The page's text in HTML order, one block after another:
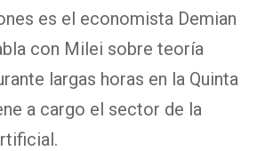
es el economista Demian
con Milei sobre teoría
largas horas en la Quinta
a cargo el sector de la